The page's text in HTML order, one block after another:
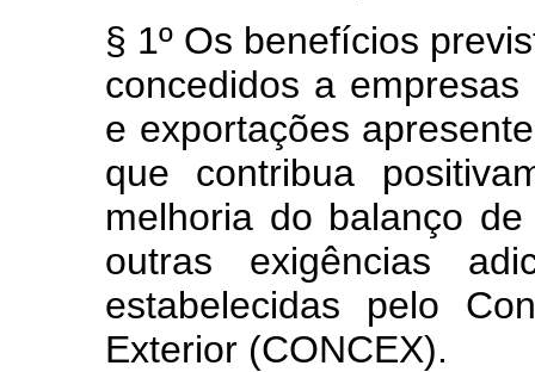
§ 1º Os benefícios
concedidos a
e exportações
que contribua
melhoria do balanço
outras exigências
estabelecidas pelo
Exterior (CONCEX).